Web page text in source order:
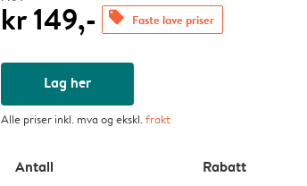
kr 149,- offers Faste lave priser
Lag her
Alle priser inkl. mva og ekskl.frakt
Antall Rabatt